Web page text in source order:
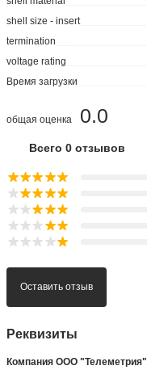
shell size - insert
termination
voltage rating
Время загрузки
0.0
общая оценка
Всего 0 отзывов
Оставить отзыв
Реквизиты
Компания ООО "Телеметрия"